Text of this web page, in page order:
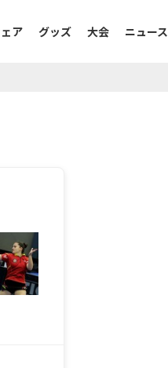
ア グッズ 大会 ニュース